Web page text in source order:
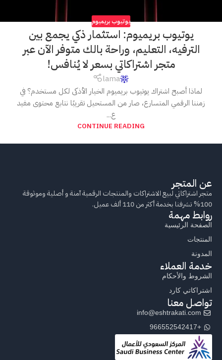
يوتيوب بريميوم
يوتيوب بريميوم: استثمار ذكي يجمع بين
الترفيه، التعليم، وراحة بالك متوفر الآن عبر
متجر اشتراكاتي بسعر لا يُنافس!
lama
لماذا أصبح اشتراك يوتيوب بريميوم الخيار الأذكى لكل مستخدم؟ في
زمننا الرقمي المتسارع، صار من المستحيل تقريبًا نتابع محتوى مفيد
ع...
CONTINUE READING
عن المتجر
متجر اشتراكاتي لبيع الاشتراكات والمنتجات الرقمية آمنة و أصلية وموثوقة
100% تشرفنا بخدمة أكثر من 110 ألف عميل.
روابط مهمة
الصفحة الرئيسية
المنتجات
المدونة
خدمة العملاء
الشروط والأحكام
اشتراكاتي كارد
تواصل معنا
info@eshtrakati.com
+966552542417